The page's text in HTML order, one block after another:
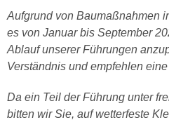
Aufgrund von Baumaßnahmen
es von Januar bis September
Ablauf unserer Führungen
Verständnis und empfehlen
Da ein Teil der Führung unter
bitten wir Sie, auf wetterfeste